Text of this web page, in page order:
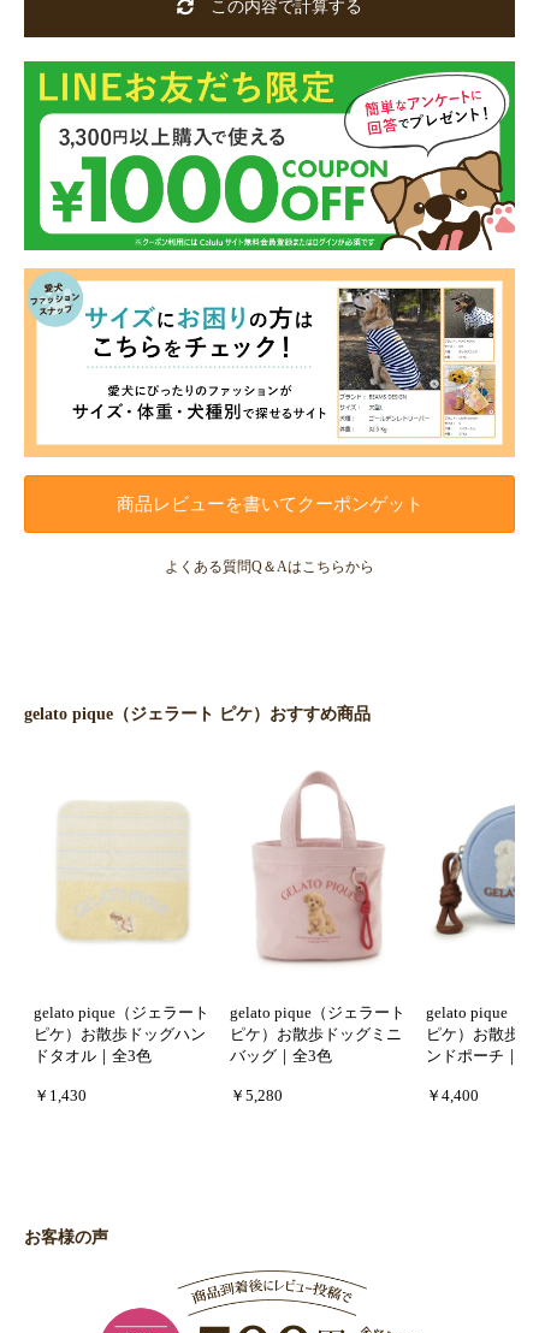
この内容で計算する
商品レビューを書いてクーポンゲット
よくある質問Q＆Aはこちらから
gelato pique（ジェラート ピケ）おすすめ商品
gelato pique（ジェラート
ピケ）お散歩ドッグハン
ドタオル｜全3色
￥1,430
gelato pique（ジェラート
ピケ）お散歩ドッグミニ
バッグ｜全3色
￥5,280
gelato pique（
ピケ）お散歩
ンドポーチ｜全
￥4,400
お客様の声